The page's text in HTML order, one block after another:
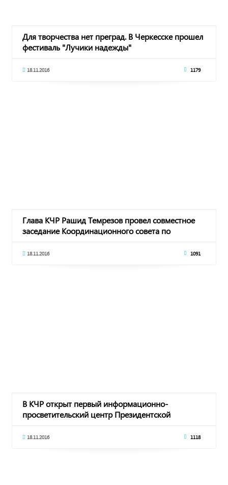
Для творчества нет преград. В Черкесске прошел
фестиваль "Лучики надежды"
18.11.2016 1179
Глава КЧР Рашид Темрезов провел совместное
заседание Координационного совета по
18.11.2016 1091
В КЧР открыт первый информационно-
просветительский центр Президентской
18.11.2016 1118